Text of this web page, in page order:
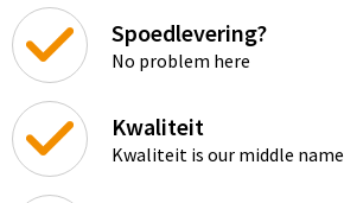
Spoedlevering?
No problem here
Kwaliteit
Kwaliteit is our middle name